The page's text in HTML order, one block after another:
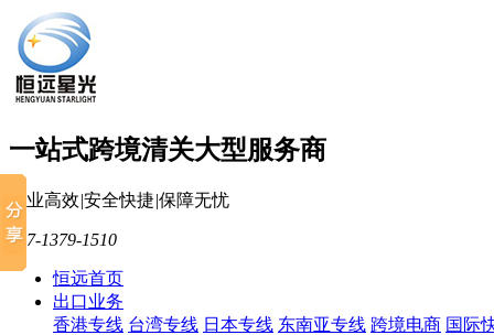
一站式跨境清关大型服务商
专业高效|安全快捷|保障无忧
137-1379-1510
恒远首页
出口业务
香港专线 台湾专线 日本专线 东南亚专线 跨境电商 国际